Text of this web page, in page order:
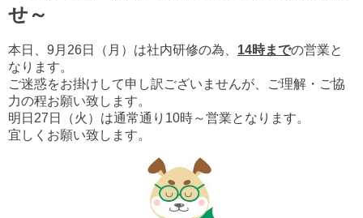
せ～
本日、9月26日（月）は社内研修の為、 14時までの営業と
なります。
ご迷惑をお掛けして申し訳ございませんが、ご理解・ご協
力の程お願い致します。
明日27日（火）は通常通り10時～営業となります。
宜しくお願い致します。